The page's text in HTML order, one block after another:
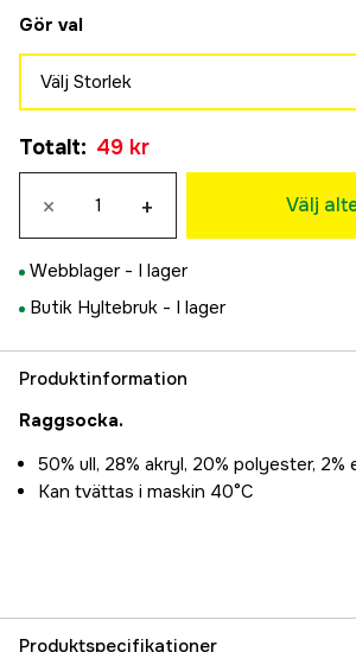
Gör val
Välj Storlek
49 kr
39-42
49 kr
49 kr
Totalt: 49 kr
× + Välj
Webblager - I lager
Butik Hyltebruk - I lager
Produktinformation
Raggsocka.
50% ull, 28% akryl, 20% polyester, 2%
Kan tvättas i maskin 40°C
Produktspecifikationer